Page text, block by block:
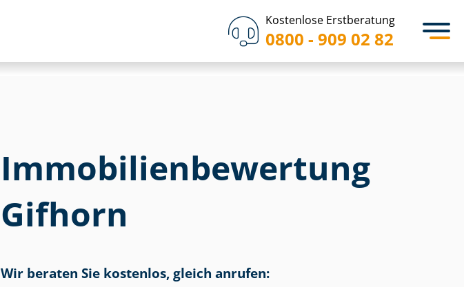
Kostenlose Erstberatung
0800 - 909 02 82
Immobilien­bewertung
Gifhorn
Wir beraten Sie kostenlos, gleich anrufen: